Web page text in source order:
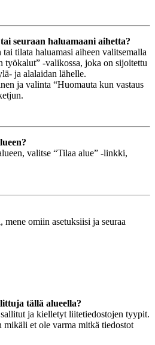
seuraan haluamaani aihetta?
tilata haluamasi aiheen valitsemalla
työkalut” -valikossa, joka on sijoitettu
ja alalaidan lähelle.
ja valinta “Huomauta kun vastaus
valitse “Tilaa alue” -linkki,
mene omiin asetuksiisi ja seuraa
tällä alueella?
ja kielletyt liitetiedostojen tyypit.
mikäli et ole varma mitkä tiedostot